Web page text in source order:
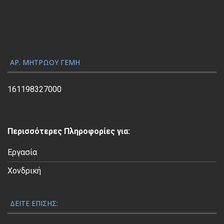
ς
Β
ί
ο
ΑΡ. ΜΗΤΡΏΟΥ ΓΕΜΗ
161198327000
Περισσότερες Πληροφορίες για:
Εργασία
Χονδρική
ΔΕΊΤΕ ΕΠΊΣΗΣ: